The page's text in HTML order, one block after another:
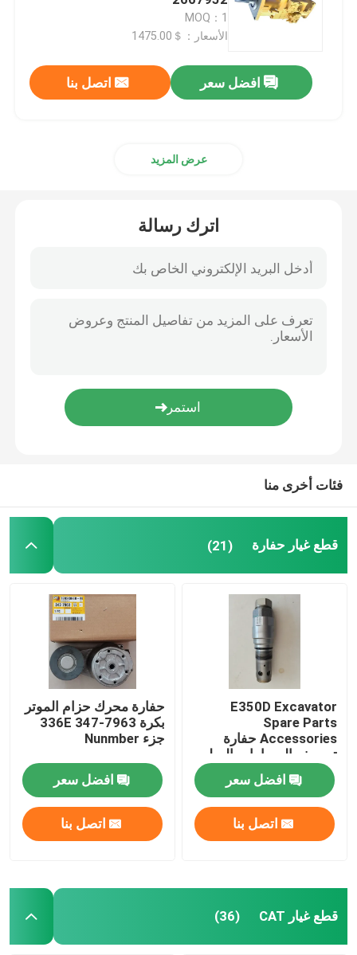
قطع غيار المحرك
مضخة حقن وقود الديزل
مضخة تبريد المحرك
حفارة كاتب المحرك
مولد ديزل
مضخة هيدروليكية حفارة
قطع غيار رافعة شوكية
MOQ：1
الأسعار：＄1475.00
افضل سعر اتصل بنا
عرض المزيد
اترك رسالة
فئات أخرى منا
قطع غيار حفارة (21)
E350D Excavator
Spare Parts
Accessories حفارة
تصريف الصمامات الصلب
14713168
افضل سعر
اتصل بنا
حفارة محرك حزام الموتر
بكرة 336E 347-7963
جزء Nunmber
افضل سعر
اتصل بنا
قطع غيار CAT (36)